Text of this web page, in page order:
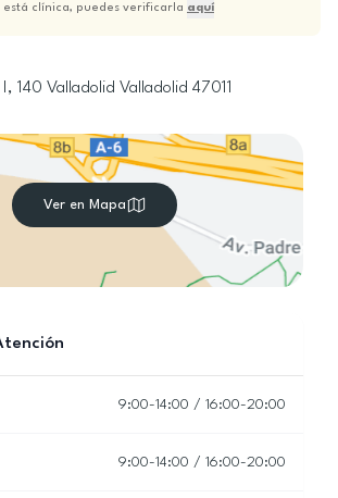
está clínica, puedes verificarla aquí
I, 140 Valladolid Valladolid 47011
Ver en Mapa
9:00-14:00 / 16:00-20:00
9:00-14:00 / 16:00-20:00